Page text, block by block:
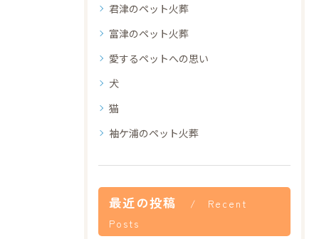
君津のペット火葬
富津のペット火葬
愛するペットへの思い
犬
猫
袖ケ浦のペット火葬
最近の投稿
Recent
Posts